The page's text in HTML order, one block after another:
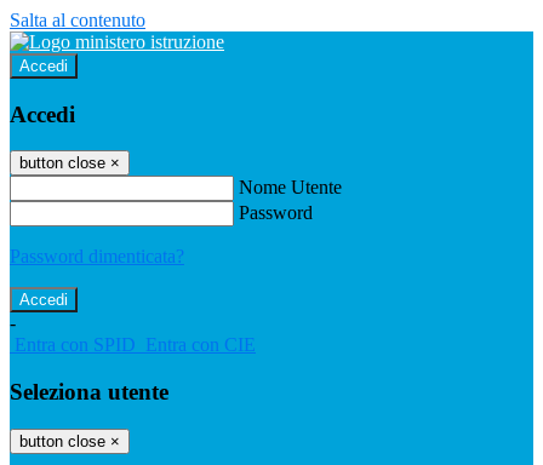
Salta al contenuto
Accedi
Accedi
button close ×
Nome Utente
Password
Password dimenticata?
-
Entra con SPID Entra con CIE
Seleziona utente
button close ×